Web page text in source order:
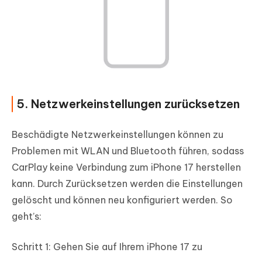
5. Netzwerkeinstellungen zurücksetzen
Beschädigte Netzwerkeinstellungen können zu
Problemen mit WLAN und Bluetooth führen, sodass
CarPlay keine Verbindung zum iPhone 17 herstellen
kann. Durch Zurücksetzen werden die Einstellungen
gelöscht und können neu konfiguriert werden. So
geht’s:
Schritt 1: Gehen Sie auf Ihrem iPhone 17 zu